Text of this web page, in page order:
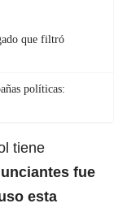
que filtró
políticas:
tiene
fue
esta